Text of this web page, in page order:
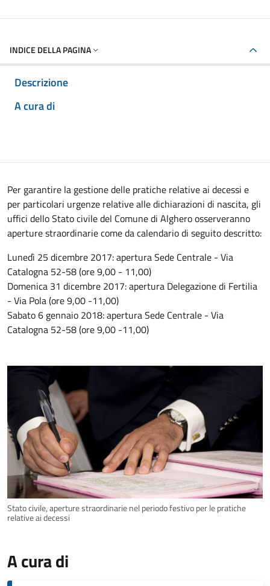
INDICE DELLA PAGINA
Descrizione
A cura di
Per garantire la gestione delle pratiche relative ai decessi e
per particolari urgenze relative alle dichiarazioni di nascita, gli
uffici dello Stato civile del Comune di Alghero osserveranno
aperture straordinarie come da calendario di seguito descritto:
Lunedì 25 dicembre 2017: apertura Sede Centrale - Via
Catalogna 52-58 (ore 9,00 - 11,00)
Domenica 31 dicembre 2017: apertura Delegazione di Fertilia
- Via Pola (ore 9,00 -11,00)
Sabato 6 gennaio 2018: apertura Sede Centrale - Via
Catalogna 52-58 (ore 9,00 -11,00)
Stato civile, aperture straordinarie nel periodo festivo per le pratiche
relative ai decessi
A cura di